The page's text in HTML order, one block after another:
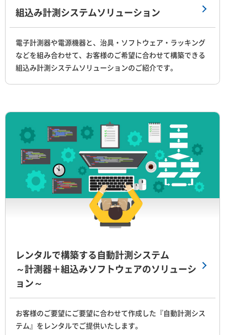
組込み計測システムソリューション
電子計測器や電源機器と、治具・ソフトウェア・ラッキング
などを組み合わせて、お客様のご希望に合わせて構築できる
組込み計測システムソリューションのご紹介です。
レンタルで構築する自動計測システム
～計測器＋組込みソフトウェアのソリューシ
ョン～
お客様のご要望にご要望に合わせて作成した『自動計測シス
テム』をレンタルでご提供いたします。